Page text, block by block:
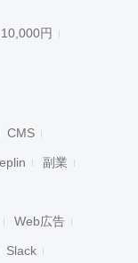
円
CMS
副業
Web広告
Slack